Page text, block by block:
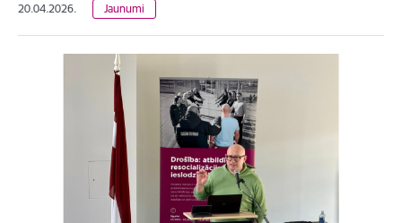
20.04.2026. Jaunumi